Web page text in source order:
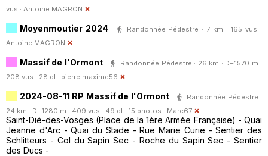
vus · Antoine.MAGRON
Moyenmoutier 2024
Randonnée Pédestre · 7 km · 165 vus ·
Antoine.MAGRON
Massif de l'Ormont
Randonnée Pédestre · 26 km · D+1570 m ·
208 vus · 28 dl · pierrelmaxime56
2024-08-11 RP Massif de l'Ormont
Randonnée Pédestre ·
24 km · D+1280 m · 409 vus · 49 dl · 15 photos · Marc67
Saint-Dié-des-Vosges (Place de la 1ère Armée Française) - Quai
Jeanne d'Arc - Quai du Stade - Rue Marie Curie - Sentier des
Schlitteurs - Col du Sapin Sec - Roche du Sapin Sec - Sentier
des Ducs -